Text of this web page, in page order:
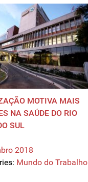
MOTIVA MAIS
NA SAÚDE DO RIO
SUL
2018
Mundo do Trabalho